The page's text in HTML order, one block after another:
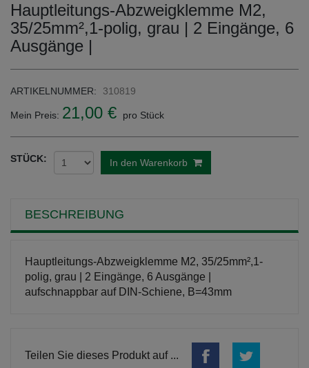
Hauptleitungs-Abzweigklemme M2,
35/25mm²,1-polig, grau | 2 Eingänge, 6
Ausgänge |
ARTIKELNUMMER: 310819
Mein Preis: 21,00 € pro Stück
STÜCK: In den Warenkorb
BESCHREIBUNG
Hauptleitungs-Abzweigklemme M2, 35/25mm²,1-
polig, grau | 2 Eingänge, 6 Ausgänge |
aufschnappbar auf DIN-Schiene, B=43mm
Teilen Sie dieses Produkt auf ...